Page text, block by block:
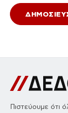
Πιστεύουμε ότι